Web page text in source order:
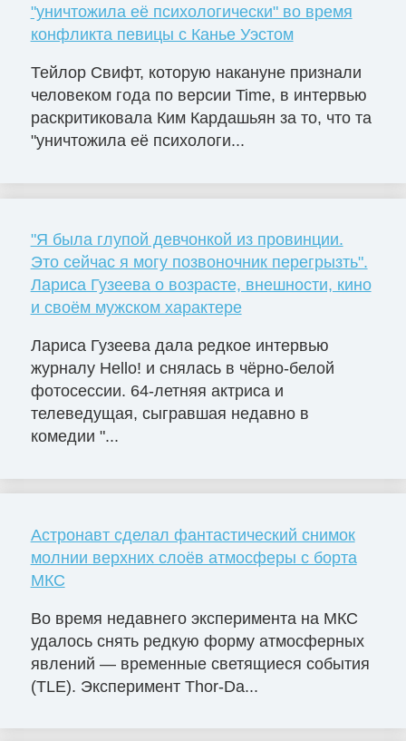
"уничтожила её психологически" во время
конфликта певицы с Канье Уэстом
Тейлор Свифт, которую накануне признали
человеком года по версии Time, в интервью
раскритиковала Ким Кардашьян за то, что та
"уничтожила её психологи...
"Я была глупой девчонкой из провинции.
Это сейчас я могу позвоночник перегрызть".
Лариса Гузеева о возрасте, внешности, кино
и своём мужском характере
Лариса Гузеева дала редкое интервью
журналу Hello! и снялась в чёрно-белой
фотосессии. 64-летняя актриса и
телеведущая, сыгравшая недавно в
комедии "...
Астронавт сделал фантастический снимок
молнии верхних слоёв атмосферы с борта
МКС
Во время недавнего эксперимента на МКС
удалось снять редкую форму атмосферных
явлений — временные светящиеся события
(TLE). Эксперимент Thor-Da...